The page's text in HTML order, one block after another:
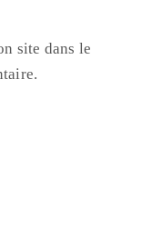
site dans le